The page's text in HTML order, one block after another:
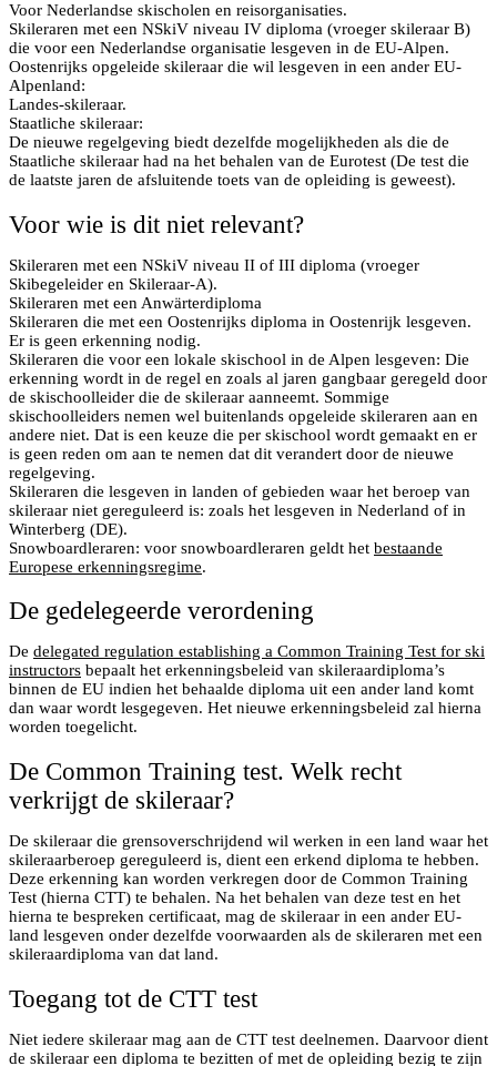
Voor Nederlandse skischolen en reisorganisaties.
Skileraren met een NSkiV niveau IV diploma (vroeger skileraar B)
die voor een Nederlandse organisatie lesgeven in de EU-Alpen.
Oostenrijks opgeleide skileraar die wil lesgeven in een ander EU-
Alpenland:
Landes-skileraar.
Staatliche skileraar:
De nieuwe regelgeving biedt dezelfde mogelijkheden als die de
Staatliche skileraar had na het behalen van de Eurotest (De test die
de laatste jaren de afsluitende toets van de opleiding is geweest).
Voor wie is dit niet relevant?
Skileraren met een NSkiV niveau II of III diploma (vroeger
Skibegeleider en Skileraar-A).
Skileraren met een Anwärterdiploma
Skileraren die met een Oostenrijks diploma in Oostenrijk lesgeven.
Er is geen erkenning nodig.
Skileraren die voor een lokale skischool in de Alpen lesgeven: Die
erkenning wordt in de regel en zoals al jaren gangbaar geregeld door
de skischoolleider die de skileraar aanneemt. Sommige
skischoolleiders nemen wel buitenlands opgeleide skileraren aan en
andere niet. Dat is een keuze die per skischool wordt gemaakt en er
is geen reden om aan te nemen dat dit verandert door de nieuwe
regelgeving.
Skileraren die lesgeven in landen of gebieden waar het beroep van
skileraar niet gereguleerd is: zoals het lesgeven in Nederland of in
Winterberg (DE).
Snowboardleraren: voor snowboardleraren geldt het bestaande
Europese erkenningsregime.
De gedelegeerde verordening
De delegated regulation establishing a Common Training Test for ski
instructors bepaalt het erkenningsbeleid van skileraardiploma’s
binnen de EU indien het behaalde diploma uit een ander land komt
dan waar wordt lesgegeven. Het nieuwe erkenningsbeleid zal hierna
worden toegelicht.
De Common Training test. Welk recht
verkrijgt de skileraar?
De skileraar die grensoverschrijdend wil werken in een land waar het
skileraarberoep gereguleerd is, dient een erkend diploma te hebben.
Deze erkenning kan worden verkregen door de Common Training
Test (hierna CTT) te behalen. Na het behalen van deze test en het
hierna te bespreken certificaat, mag de skileraar in een ander EU-
land lesgeven onder dezelfde voorwaarden als de skileraren met een
skileraardiploma van dat land.
Toegang tot de CTT test
Niet iedere skileraar mag aan de CTT test deelnemen. Daarvoor dient
de skileraar een diploma te bezitten of met de opleiding bezig te zijn